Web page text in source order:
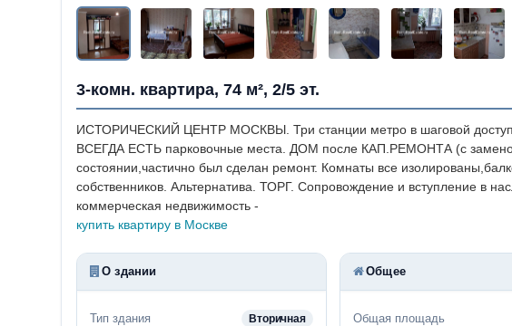
3-комн. квартира, 74 м², 2/5 эт.
ИСТОРИЧЕСКИЙ ЦЕНТР МОСКВЫ. Три станции метро в шаговой
ВСЕГДА ЕСТЬ парковочные места. ДОМ после КАП.РЕМОНТА (с
состоянии,частично был сделан ремонт. Комнаты все
собственников. Альтернатива. ТОРГ. Сопровождение и вступление в
коммерческая недвижимость -
купить квартиру в Москве
О здании
Тип здания Вторичная
Общее
Общая площадь